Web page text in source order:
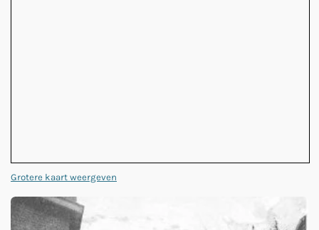
Grotere kaart weergeven